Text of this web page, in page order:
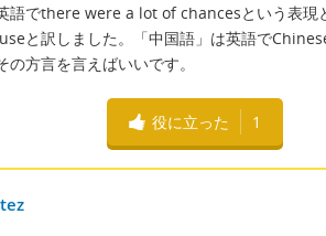
語でthere were a lot of chancesという表現
と訳しました。「中国語」は英語で
方言を言えばいいです。
役に立った 1